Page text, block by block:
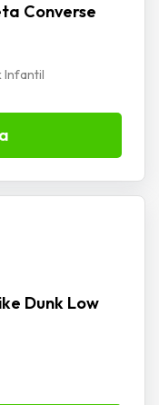
Converse
Infantil
Dunk Low